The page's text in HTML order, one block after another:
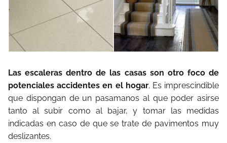
Las escaleras dentro de las casas son otro foco de
potenciales accidentes en el hogar. Es imprescindible
que dispongan de un pasamanos al que poder asirse
tanto al subir como al bajar, y tomar las medidas
indicadas en caso de que se trate de pavimentos muy
deslizantes.